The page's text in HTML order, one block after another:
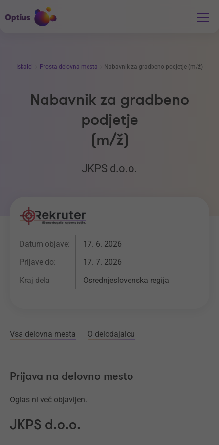
Iskalci Prosta delovna mesta Nabavnik za gradbeno podjetje (m/ž)
Nabavnik za gradbeno
podjetje
(m/ž)
JKPS d.o.o.
Datum objave:
17. 6. 2026
Prijave do:
17. 7. 2026
Kraj dela
Osrednjeslovenska regija
Vsa delovna mesta O delodajalcu
Prijava na delovno mesto
Oglas ni več objavljen.
JKPS d.o.o.